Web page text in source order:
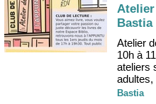
Bastia
Atelier
10h à
ateliers
adultes,
Bastia